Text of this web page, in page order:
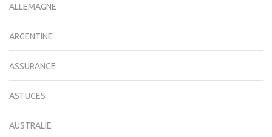
ALLEMAGNE
ARGENTINE
ASSURANCE
ASTUCES
AUSTRALIE